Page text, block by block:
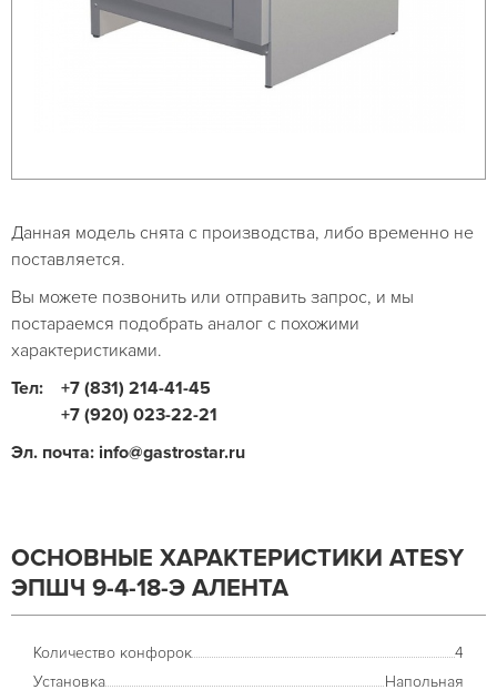
Данная модель снята с производства, либо временно не
поставляется.
Вы можете позвонить или отправить запрос, и мы
постараемся подобрать аналог с похожими
характеристиками.
Тел:
+7 (831) 214-41-45
+7 (920) 023-22-21
Эл. почта: info@gastrostar.ru
ОСНОВНЫЕ ХАРАКТЕРИСТИКИ ATESY
ЭПШЧ 9-4-18-Э АЛЕНТА
Количество конфорок
4
Установка
Напольная